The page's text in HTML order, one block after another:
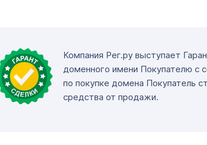
Компания Рег.ру выступает
доменного имени Покупателю с
по покупке домена Покупатель
средства от продажи.